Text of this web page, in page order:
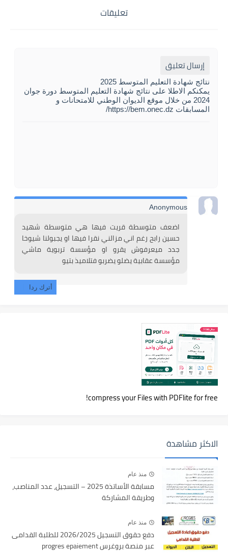
تعليقات
إرسال تعليق
نتائج شهادة التعليم المتوسط 2025
يمكنكم الاطلا على نتائج شهادة التعليم المتوسط دورة جوان
2024 من خلال موقع الديوان الوطني للامتحانات و
المسابقات https://bem.onec.dz/
Anonymous
اضعف متوسطة قريت فيها هي متوسطة شهيد
جدد ميعرفوش يقرو او مؤسسة تربوية ماشي
مؤسسة عقابية يضلو يضربو فتلاميذ بتيو
أترك ردا
compress your Files with PDFlite for free!
الاكثر مشاهدة
منذ عام
مسابقة الأساتذة 2025 – التسجيل، عدد المناصب،
وطريقة المشاركة
منذ عام
دفع حقوق التسجيل 2026/2025 للطلبة القدامى
عبر منصة بروغرس progres epaiement